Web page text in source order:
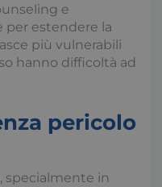
e
per estendere la
più vulnerabili
hanno difficoltà ad
pericolo
specialmente in